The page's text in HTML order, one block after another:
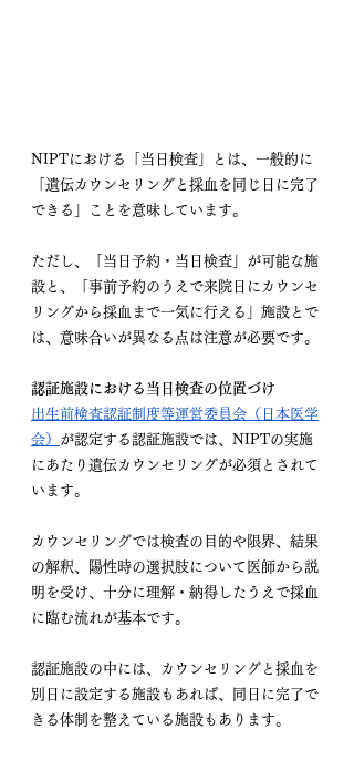
NIPTにおける「当日検査」とは、一般的に
「遺伝カウンセリングと採血を同じ日に完了
できる」ことを意味しています。
ただし、「当日予約・当日検査」が可能な施
設と、「事前予約のうえで来院日にカウンセ
リングから採血まで一気に行える」施設とで
は、意味合いが異なる点は注意が必要です。
認証施設における当日検査の位置づけ
出生前検査認証制度等運営委員会（日本医学
会） が認定する認証施設では、NIPTの実施
にあたり遺伝カウンセリングが必須とされて
います。
カウンセリングでは検査の目的や限界、結果
の解釈、陽性時の選択肢について医師から説
明を受け、十分に理解・納得したうえで採血
に臨む流れが基本です。
認証施設の中には、カウンセリングと採血を
別日に設定する施設もあれば、同日に完了で
きる体制を整えている施設もあります。